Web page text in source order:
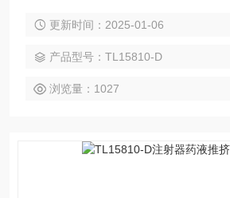
更新时间：2025-01-06
产品型号：TL15810-D
浏览量：1027